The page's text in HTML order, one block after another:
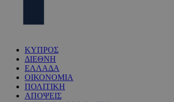
ΚΥΠΡΟΣ
ΔΙΕΘΝΗ
ΕΛΛΑΔΑ
ΟΙΚΟΝΟΜΙΑ
ΠΟΛΙΤΙΚΗ
ΑΠΟΨΕΙΣ